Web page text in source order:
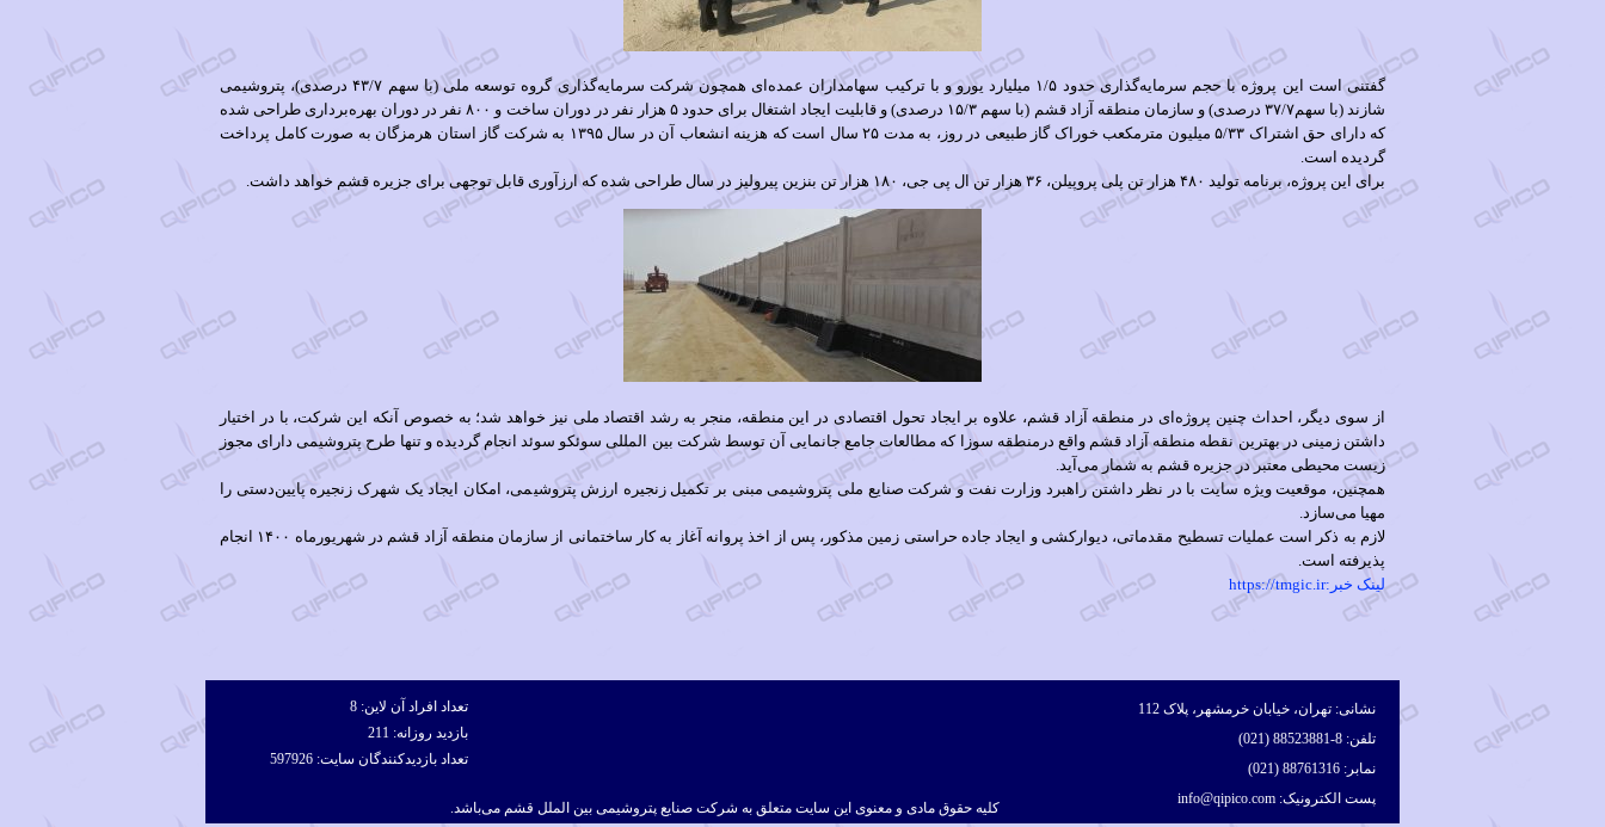
گفتنی است این پروژه با حجم سرمایه‌گذاری حدود ۱/۵ میلیارد یورو و با ترکیب سهامداران عمده‌ای همچون شرکت سرمایه‌گذاری گروه توسعه ملی (با سهم ۴۳/۷ درصدی)، پتروشیمی
شازند (با سهم٣٧/٧ درصدی) و سازمان منطقه آزاد قشم (با سهم ۱۵/۳ درصدی) و قابلیت ایجاد اشتغال برای حدود ۵ هزار نفر در دوران ساخت و ٨٠٠ نفر در دوران بهره‌برداری طراحی شده
که دارای حق اشتراک ۵/۳۳ میلیون مترمکعب خوراک گاز طبیعی در روز، به مدت ۲۵ سال است که هزینه انشعاب آن در سال ١٣٩۵ به شرکت گاز استان هرمزگان به صورت کامل پرداخت
گردیده است.
برای این پروژه، برنامه تولید ۴٨٠ هزار تن پلی پروپیلن، ٣۶ هزار تن ال پی جی، ١٨٠ هزار تن بنزین پیرولیز در سال طراحی شده که ارزآوری قابل توجهی برای جزیره قشم خواهد داشت.
از سوی دیگر، احداث چنین پروژه‌ای در منطقه آزاد قشم، علاوه بر ایجاد تحول اقتصادی در این منطقه، منجر به رشد اقتصاد ملی نیز خواهد شد؛ به خصوص آنکه این شرکت، با در اختیار
داشتن زمینی در بهترین نقطه منطقه آزاد قشم واقع درمنطقه سوزا که مطالعات جامع جانمایی آن توسط شرکت بین المللی سوئکو سوئد انجام گردیده و تنها طرح پتروشیمی دارای مجوز
زیست محیطی معتبر در جزیره قشم به شمار می‌آید.
همچنین، موقعیت ویژه سایت با در نظر داشتن راهبرد وزارت نفت و شرکت صنایع ملی پتروشیمی مبنی بر تکمیل زنجیره ارزش پتروشیمی، امکان ایجاد یک شهرک زنجیره پایین‌دستی را
مهیا می‌سازد.
لازم به ذکر است عملیات تسطیح مقدماتی، دیوارکشی و ایجاد جاده حراستی زمین مذکور، پس از اخذ پروانه آغاز به کار ساختمانی از سازمان منطقه آزاد قشم در شهریورماه ۱۴۰۰ انجام
پذیرفته است.
لینک خبر:https://tmgic.ir
نشانی: تهران، خیابان خرمشهر، پلاک 112
تلفن: 8-88523881 (021)
نمابر: 88761316 (021)
پست الکترونیک: info@qipico.com
تعداد افراد آن لاين: 8
بازديد روزانه: 211
تعداد بازديدكنندگان سايت: 597926
کلیه حقوق مادی و معنوی این سایت متعلق به شرکت صنایع پتروشیمی بین الملل قشم می‌باشد.